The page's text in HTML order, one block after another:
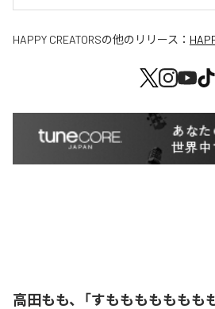
HAPPY CREATORSの他のリリース：
高田もも、「すももももももも